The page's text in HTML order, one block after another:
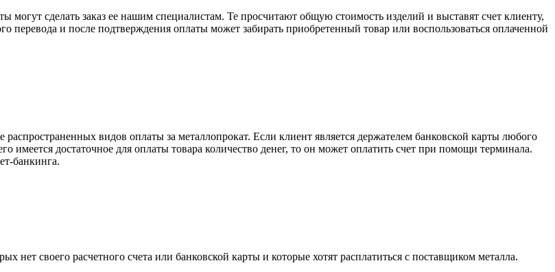
сделать заказ ее нашим специалистам. Те просчитают общую стоимость изделий и выставят счет клиенту,
перевода и после подтверждения оплаты может забирать приобретенный товар или воспользоваться оплаченной
видов оплаты за металлопрокат. Если клиент является держателем банковской карты любого
имеется достаточное для оплаты товара количество денег, то он может оплатить счет при помощи терминала.
банкинга.
своего расчетного счета или банковской карты и которые хотят расплатиться с поставщиком металла.